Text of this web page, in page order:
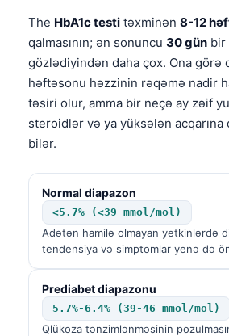
The HbA1c testi təxminən 8-12
qalmasının; ən sonuncu 30 gün bir
gözlədiyindən daha çox. Ona görə
həftəsonu həzzinin rəqəmə nadir
təsiri olur, amma bir neçə ay zəif
steroidlər və ya yüksələn
bilər.
Normal diapazon
<5.7% (<39 mmol/mol)
Adətən hamilə olmayan yetkinlərdə
tendensiya və simptomlar yenə də
Prediabet diapazonu
5.7%-6.4% (39-46 mmol/mol)
Qlükoza tənzimlənməsinin